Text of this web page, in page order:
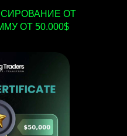
ОТ
ОТ 50.000$